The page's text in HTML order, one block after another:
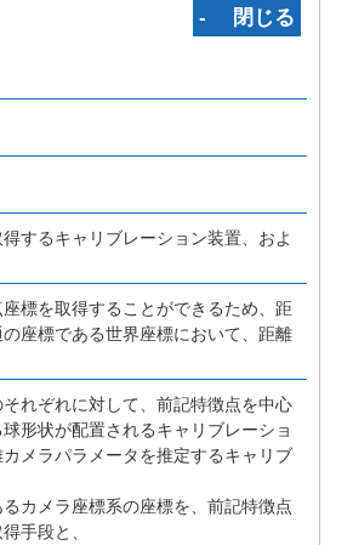
‐ 閉じる
するキャリブレーション装置、およ
標を取得することができるため、距
座標である世界座標において、距離
れぞれに対して、前記特徴点を中心
形状が配置されるキャリブレーショ
メラパラメータを推定するキャリブ
カメラ座標系の座標を、前記特徴点
手段と、